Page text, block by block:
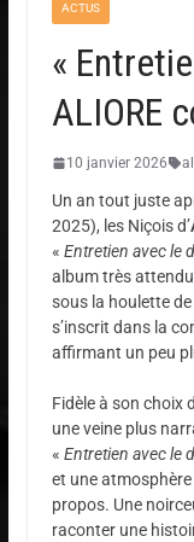
ACTUS
«
ALIORE
10 janvier 2026
Un an tout juste
2025), les Niçois d’
« Entretien avec le
album très
sous la houlette
s’inscrit dans la
affirmant un peu
Fidèle à son choix
une veine plus
« Entretien avec le
et une
propos. Une
raconter une